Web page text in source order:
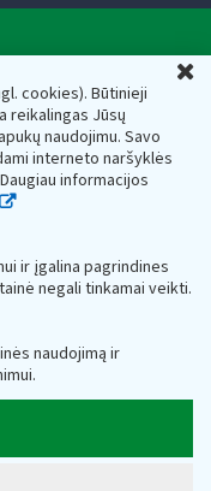
cookies). Būtinieji
reikalingas Jūsų
naudojimu. Savo
interneto naršyklės
informacijos
ir įgalina pagrindines
negali tinkamai veikti.
naudojimą ir
188659752,
Lietuva, el.paštas:
prie Lietuvos
Juridinių